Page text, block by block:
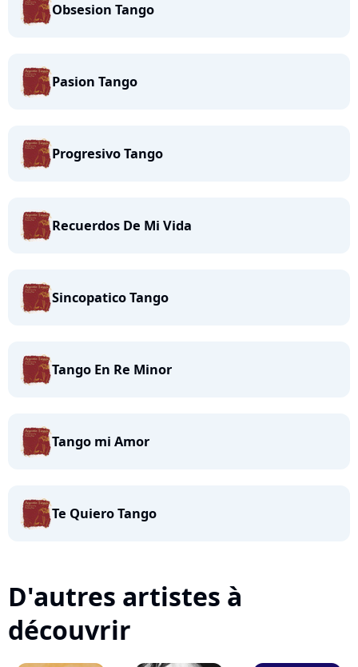
Obsesion Tango
Pasion Tango
Progresivo Tango
Recuerdos De Mi Vida
Sincopatico Tango
Tango En Re Minor
Tango mi Amor
Te Quiero Tango
D'autres artistes à
découvrir